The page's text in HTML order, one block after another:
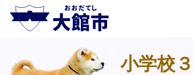
小学校